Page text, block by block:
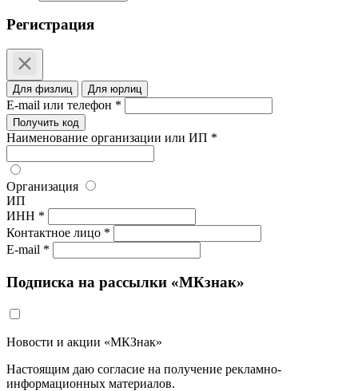
Регистрация
Для физлиц Для юрлиц
E-mail или телефон *
Получить код
Наименование организации или ИП *
Организация
ИП
ИНН *
Контактное лицо *
E-mail *
Подписка на рассылки «МКзнак»
Новости и акции «МКЗнак»
Настоящим даю согласие на получение рекламно-
информационных материалов.